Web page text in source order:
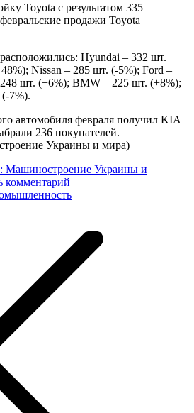
Toyota с результатом 335
продажи Toyota
Hyundai – 332 шт.
Nissan – 285 шт. (-5%); Ford –
шт. (+6%); BMW – 225 шт. (+8%);
7%).
автомобиля февраля получил KIA
236 покупателей.
Украины и мира)
Машиностроение Украины и
комментарий